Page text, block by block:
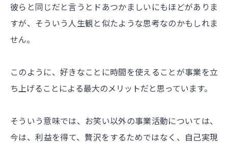
彼らと同じだと言うとドあつかましいにもほどがありま
すが、そういう人生観と似たような思考なのかもしれま
せん。
このように、好きなことに時間を使えることが事業を立
ち上げることによる最大のメリットだと思っています。
そういう意味では、お笑い以外の事業活動については、
今は、利益を得て、贅沢をするためではなく、 自己実現